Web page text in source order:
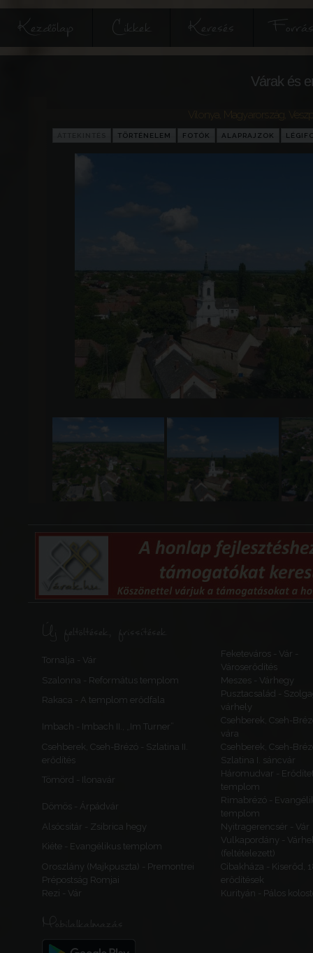
Kezdőlap Cikkek Keresés
Várak és
Magyarország
TÖRTÉNELEM FOTÓK ALAPRAJZOK
Új feltöltések, frissítések
Tornalja - Vár
Feketeváros - Vár -
Városerődítés
Szalonna - Református templom
Meszes - Várhegy
Rakaca - A templom erődfala
Pusztacsalád -
várhely
Imbach - Imbach II., „Im Turner”
Csehberek, Cseh-
vára
Csehberek, Cseh-Brézó - Szlatina II.
erődítés
Csehberek, Cseh-
Szlatina I. sáncvár
Tömörd - Ilonavár
Háromudvar -
templom
Dömös - Árpádvár
Rimabrézó -
templom
Alsócsitár - Zsibrica hegy
Nyitragerencsér - Vár
Kiéte - Evangélikus templom
Vulkapordány -
(feltételezett)
Oroszlány (Majkpuszta) - Premontrei
Prépostság Romjai
Cibakháza - Kiserőd,
erődítések
Rezi - Vár
Kurityán - Pálos
Mobilalkalmazás